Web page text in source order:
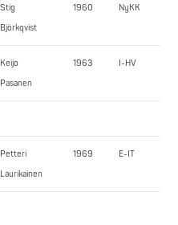
Stig
Björkqvist
1960 NyKK
Keijo
Pasanen
1963 I-HV
Petteri
Laurikainen
1969 E-IT